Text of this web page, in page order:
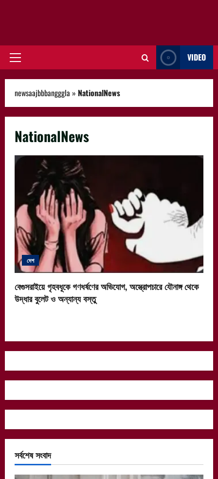
Primary
VIDEO
newsaajbbbangggla » NationalNews
NationalNews
দেশ
বেগুসরাইয়ে গৃহবধূকে গণধর্ষণের অভিযোগ, অস্ত্রোপচারে যৌনাঙ্গ থেকে
উদ্ধার বুলেট ও অন্যান্য বস্তু
সর্বশেষ সংবাদ